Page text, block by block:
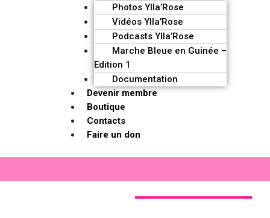
Photos Ylla’Rose
Vidéos Ylla’Rose
Podcasts Ylla’Rose
Marche Bleue en Guinée –
Edition 1
Documentation
Devenir membre
Boutique
Contacts
Faire un don